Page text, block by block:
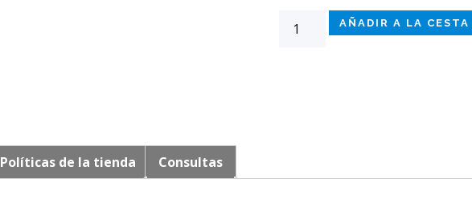
AÑADIR A LA CESTA
Políticas de la tienda Consultas